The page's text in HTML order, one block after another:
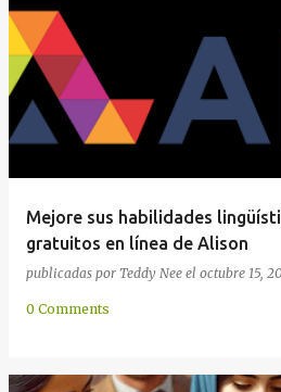
Mejore sus habilidades
gratuitos en línea de Alison
publicadas por Teddy Nee el octubre 15,
0 Comments